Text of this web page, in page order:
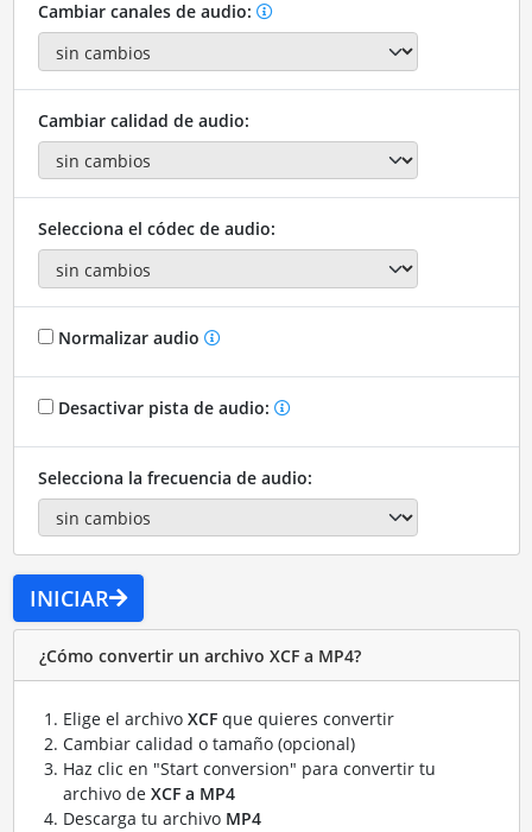
Cambiar canales de audio:
Cambiar calidad de audio:
Selecciona el códec de audio:
Normalizar audio
Desactivar pista de audio:
Selecciona la frecuencia de audio:
INICIAR
¿Cómo convertir un archivo XCF a MP4?
Elige el archivo XCFque quieres convertir
Cambiar calidad o tamaño (opcional)
Haz clic en "Start conversion" para convertir tu
archivo de XCF a MP4
Descarga tu archivo MP4